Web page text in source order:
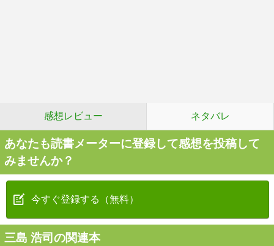
感想レビュー ネタバレ
あなたも読書メーターに登録して感想を投稿して
みませんか？
今すぐ登録する（無料）
三島 浩司の関連本